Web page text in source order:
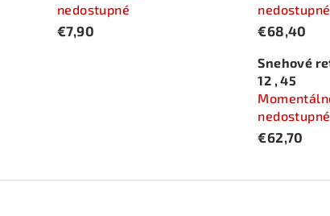
nedostupné
€7,90
nedostupné
€68,40
Snehové
12 , 45
nedostupné
€62,70